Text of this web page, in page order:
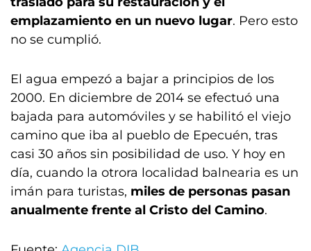
emplazamiento en un nuevo lugar. Pero esto
no se cumplió.
El agua empezó a bajar a principios de los
2000. En diciembre de 2014 se efectuó una
bajada para automóviles y se habilitó el viejo
camino que iba al pueblo de Epecuén, tras
casi 30 años sin posibilidad de uso. Y hoy en
día, cuando la otrora localidad balnearia es un
imán para turistas, miles de personas pasan
anualmente frente al Cristo del Camino.